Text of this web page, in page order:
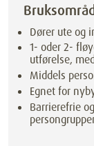
Dører ute og
1- oder 2-
utførelse,
Middels
Egnet for
Barrierefrie